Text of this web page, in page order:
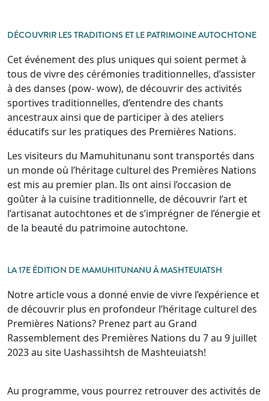
DÉCOUVRIR LES TRADITIONS ET LE PATRIMOINE AUTOCHTONE
Cet événement des plus uniques qui soient permet à
tous de vivre des cérémonies traditionnelles, d’assister
à des danses (pow- wow), de découvrir des activités
sportives traditionnelles, d’entendre des chants
ancestraux ainsi que de participer à des ateliers
éducatifs sur les pratiques des Premières Nations.
Les visiteurs du Mamuhitunanu sont transportés dans
un monde où l’héritage culturel des Premières Nations
est mis au premier plan. Ils ont ainsi l’occasion de
goûter à la cuisine traditionnelle, de découvrir l’art et
l’artisanat autochtones et de s’imprégner de l’énergie et
de la beauté du patrimoine autochtone.
LA 17E ÉDITION DE MAMUHITUNANU À MASHTEUIATSH
Notre article vous a donné envie de vivre l’expérience et
de découvrir plus en profondeur l’héritage culturel des
Premières Nations? Prenez part au Grand
Rassemblement des Premières Nations du 7 au 9 juillet
2023 au site Uashassihtsh de Mashteuiatsh!
Au programme, vous pourrez retrouver des activités de